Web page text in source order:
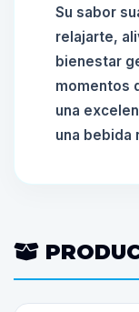
Su sabor
relajarte,
bienestar
momentos
una
una bebida